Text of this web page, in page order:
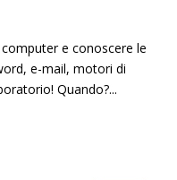
e conoscere le
e-mail, motori di
Quando?...